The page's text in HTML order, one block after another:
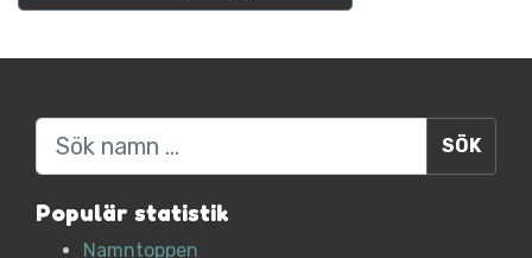
Sök
Populär statistik
Namntoppen